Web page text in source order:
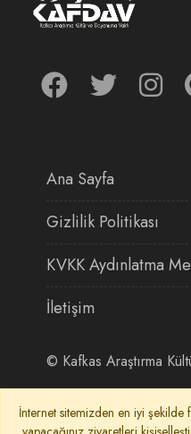
Ana Sayfa
Gizlilik Politikası
KVKK Aydınlatma
İletişim
© Kafkas Araştırma
İnternet sitemizden en iyi